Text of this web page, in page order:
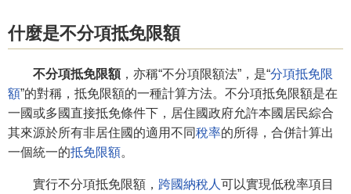
什麼是不分項抵免限額
不分項抵免限額，亦稱“不分項限額法”，是“分項抵免限
額”的對稱，抵免限額的一種計算方法。不分項抵免限額是在
一國或多國直接抵免條件下，居住國政府允許本國居民綜合
其來源於所有非居住國的適用不同稅率的所得，合併計算出
一個統一的抵免限額。
實行不分項抵免限額， 跨國納稅人 可以實現低稅率項目